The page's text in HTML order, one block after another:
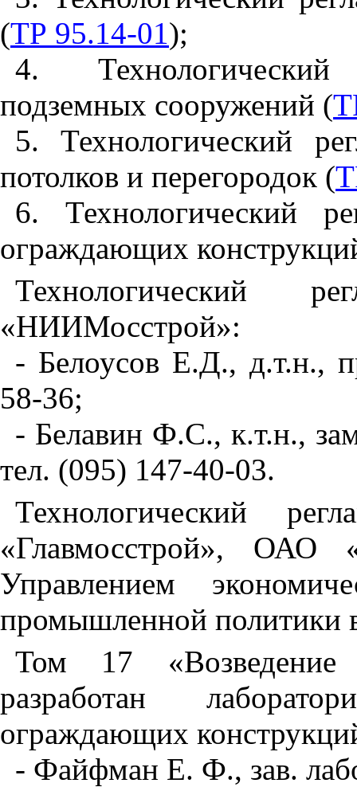
(ТР 95.14-01);
4. Технологический
подземных сооружений (
5. Технологический
потолков и перегородок (
6. Технологический
ограждающих
Технологический
«НИИМосстрой»:
- Белоусов Е.Д., д.т.н.,
58-36;
- Белавин Ф.С., к.т.н.,
тел. (095) 147-40-03.
Технологический
«Главмосстрой», ОАО
Управлением
промышленной политики
Том 17
разработан
ограждающих
- Файфман Е. Ф., зав.